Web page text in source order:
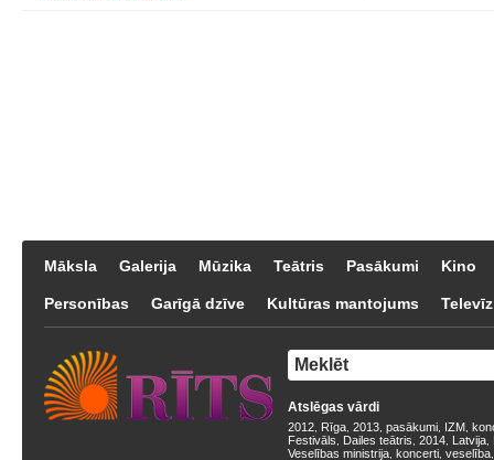
Māksla Galerija Mūzika Teātris Pasākumi Kino
Personības Garīgā dzīve Kultūras mantojums
Atslēgas vārdi
2012 Rīga 2013 pasākumi IZM
Festivāls
Dailes teātris 2014 Latvija
Veselības ministrija koncerti veselība